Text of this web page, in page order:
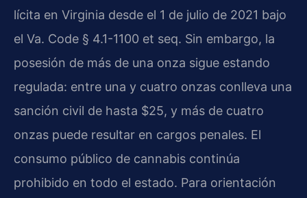
lícita en Virginia desde el 1 de julio de 2021 bajo
el Va. Code § 4.1-1100 et seq. Sin embargo, la
posesión de más de una onza sigue estando
regulada: entre una y cuatro onzas conlleva una
sanción civil de hasta $25, y más de cuatro
onzas puede resultar en cargos penales. El
consumo público de cannabis continúa
prohibido en todo el estado. Para orientación